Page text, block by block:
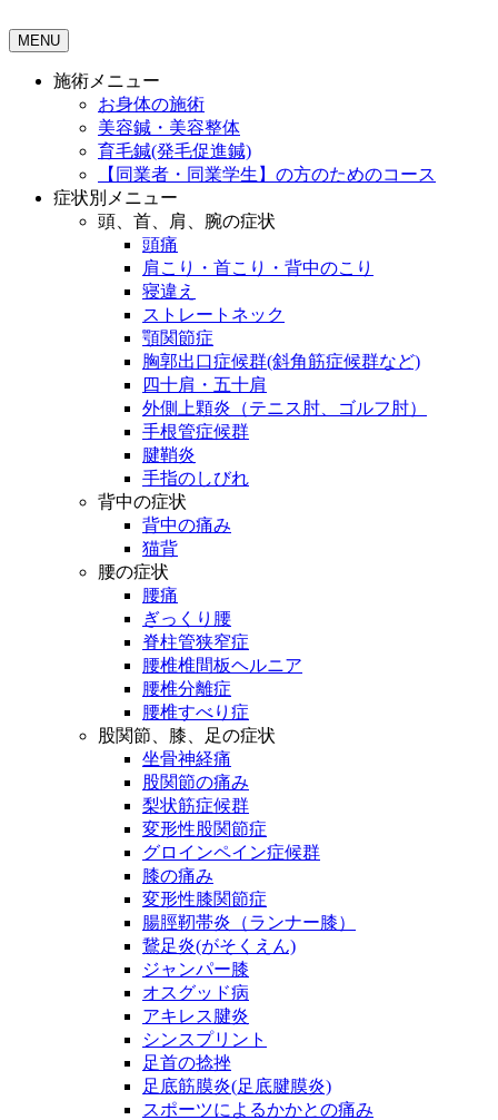
MENU
施術メニュー
お身体の施術
美容鍼・美容整体
育毛鍼(発毛促進鍼)
【同業者・同業学生】の方のためのコース
症状別メニュー
頭、首、肩、腕の症状
頭痛
肩こり・首こり・背中のこり
寝違え
ストレートネック
顎関節症
胸郭出口症候群(斜角筋症候群など)
四十肩・五十肩
外側上顆炎（テニス肘、ゴルフ肘）
手根管症候群
腱鞘炎
手指のしびれ
背中の症状
背中の痛み
猫背
腰の症状
腰痛
ぎっくり腰
脊柱管狭窄症
腰椎椎間板ヘルニア
腰椎分離症
腰椎すべり症
股関節、膝、足の症状
坐骨神経痛
股関節の痛み
梨状筋症候群
変形性股関節症
グロインペイン症候群
膝の痛み
変形性膝関節症
腸脛靭帯炎（ランナー膝）
鵞足炎(がそくえん)
ジャンパー膝
オスグッド病
アキレス腱炎
シンスプリント
足首の捻挫
足底筋膜炎(足底腱膜炎)
スポーツによるかかとの痛み